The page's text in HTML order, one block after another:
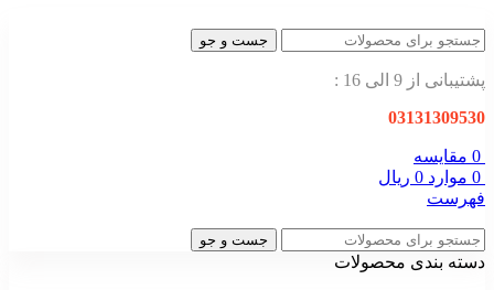
جست و جو
پشتیبانی از 9 الی 16 :
03131309530
0 مقایسه
0 موارد 0 ریال
فهرست
جست و جو
دسته بندی محصولات